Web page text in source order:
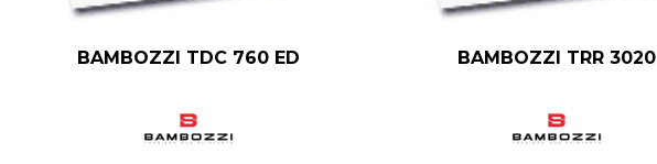
BAMBOZZI TDC 760 ED BAMBOZZI TRR 3020